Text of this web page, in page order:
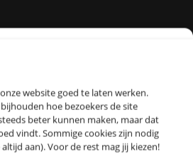
website goed te laten werken.
hoe bezoekers de site
beter kunnen maken, maar dat
vindt. Sommige cookies zijn nodig
aan). Voor de rest mag jij kiezen!
18